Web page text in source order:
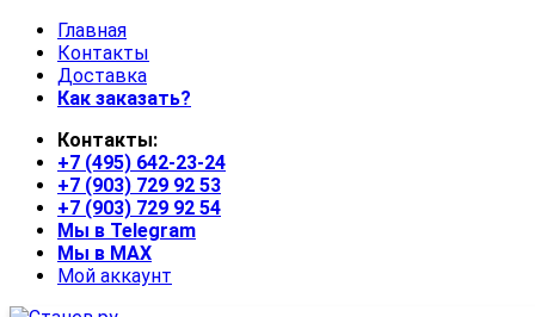
Skip
navigation
Skip
content
Главная
Контакты
Доставка
Как заказать?
Контакты:
+7 (495) 642-23-24
+7 (903) 729 92 53
+7 (903) 729 92 54
Мы в Telegram
Мы в MAX
Мой аккаунт